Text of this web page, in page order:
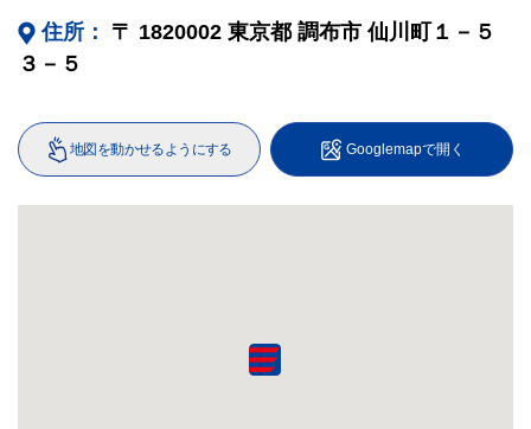
住所： 〒 1820002 東京都 調布市 仙川町１－５
３－５
地図を動かせるようにする Googlemapで開く